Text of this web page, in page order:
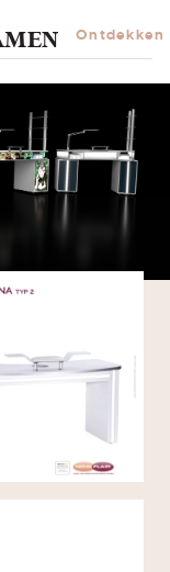
Ontdekken
TYP II